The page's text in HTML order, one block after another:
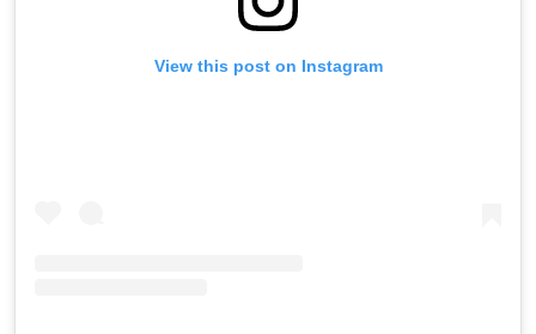
View this post on Instagram